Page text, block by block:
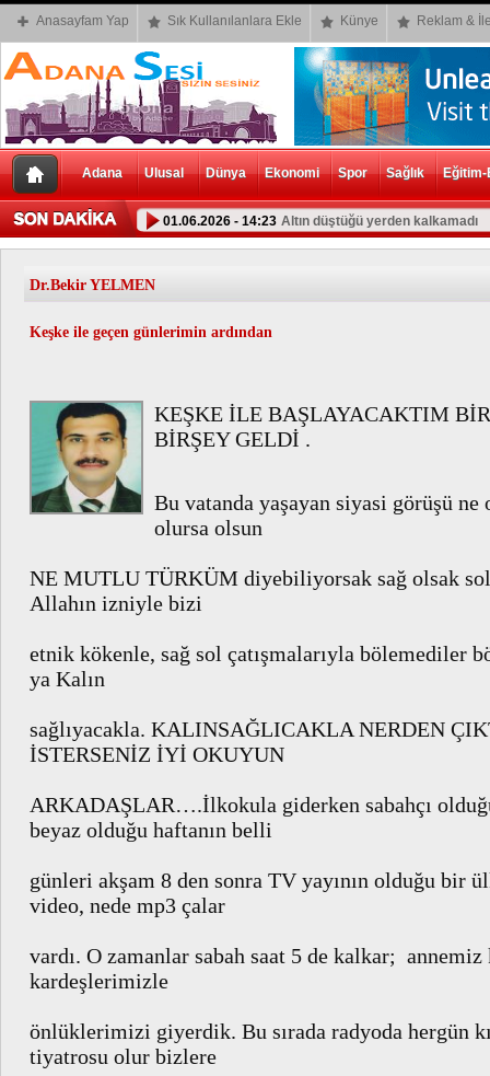
Anasayfam Yap Sık Kullanılanlara Ekle Künye Reklam &
Adana Ulusal Dünya Ekonomi Spor Sağlık
01.06.2026 - 14:23 Altın düştüğü yerden kalkamadı
Dr.Bekir YELMEN
Keşke ile geçen günlerimin ardından
KEŞKE İLE BAŞLAYACAKTIM
BİRŞEY GELDİ .
Bu vatanda yaşayan siyasi görüşü
olursa olsun
NE MUTLU TÜRKÜM diyebiliyorsak sağ olsak
Allahın izniyle bizi
etnik kökenle, sağ sol çatışmalarıyla bölemediler
ya Kalın
sağlıyacakla. KALINSAĞLICAKLA NERDEN
İSTERSENİZ İYİ OKUYUN
ARKADAŞLAR….İlkokula giderken sabahçı
beyaz olduğu haftanın belli
günleri akşam 8 den sonra TV yayının olduğu bir
video, nede mp3 çalar
vardı. O zamanlar sabah saat 5 de kalkar;
kardeşlerimizle
önlüklerimizi giyerdik. Bu sırada radyoda hergün
tiyatrosu olur bizlere